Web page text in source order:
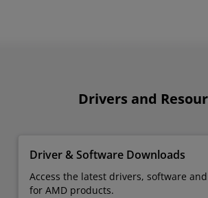
Drivers and
Driver & Software Downloads
Access the latest drivers, software
for AMD products.